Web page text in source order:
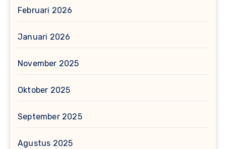
Februari 2026
Januari 2026
November 2025
Oktober 2025
September 2025
Agustus 2025